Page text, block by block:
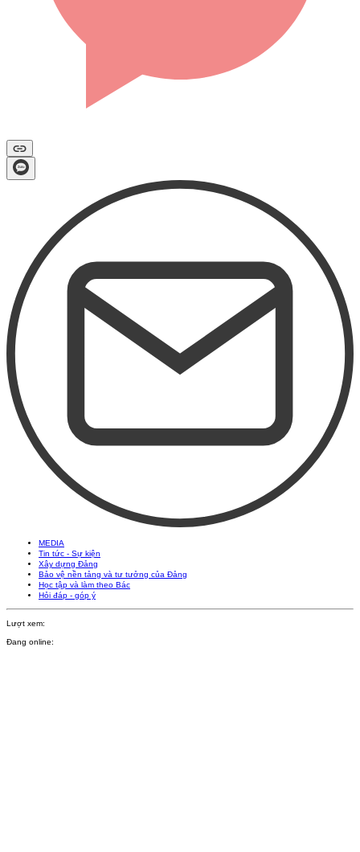
MEDIA
Tin tức - Sự kiện
Xây dựng Đảng
Bảo vệ nền tảng và tư tưởng của Đảng
Học tập và làm theo Bác
Hỏi đáp - góp ý
Lượt xem:
Đang online: